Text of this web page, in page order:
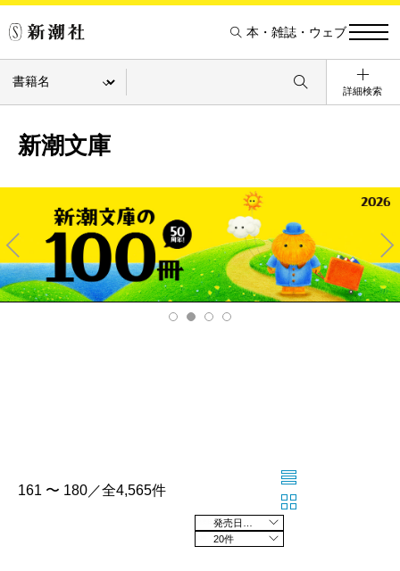
本・雑誌・ウェブ
詳細検索
新潮文庫
Pre
v
Ne
xt
161 〜 180／全4,565件
20件